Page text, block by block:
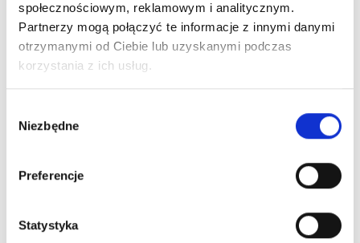
społecznościowym, reklamowym i analitycznym.
Partnerzy mogą połączyć te informacje z innymi danymi
otrzymanymi od Ciebie lub uzyskanymi podczas
korzystania z ich usług.
zgody
Niezbędne
Preferencje
Statystyka